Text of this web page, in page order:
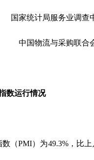
国家统计局服务业调查
中国物流与采购联合
数运行情况
数（PMI）为49.3%，比上